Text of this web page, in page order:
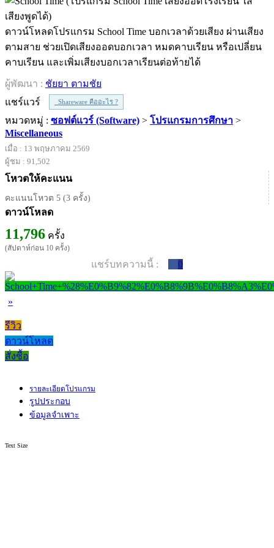
ดาวน์โหลดโปรแกรม School Time บอกเวลาด้วยเสียง ผ่านเสียง
ตามสาย ช่วยเปิดเสียงออดบอกเวลา หมดคาบเรียน หรือเปลี่ยน
คาบเรียน และเพิ่มเสียงบอกเวลาเรียนต่อท้ายได้
ผู้พัฒนา : ชัยยา ตามชัย
แชร์แวร์
Shareware คืออะไร ?
หมวดหมู่ : ซอฟต์แวร์ (Software) > โปรแกรมการศึกษา >
Miscellaneous
เมื่อ : 13 พฤษภาคม 2569
ผู้ชม : 91,502
โหวตให้คะแนน
คะแนนโหวต 5 (3 ครั้ง)
ดาวน์โหลด
11,796 ครั้ง
(สัปดาห์ก่อน 10 ครั้ง)
แชร์บทความนี้ : 0
»
รีวิว
ดาวน์โหลด
สั่งซื้อ
รายละเอียดโปรแกรม
รูปประกอบ
ข้อมูลจำเพาะ
Text Size